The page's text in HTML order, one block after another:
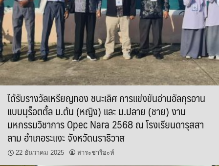
ได้รับรางวัลเหรียญทอง ชนะเลิศ การแข่งขันอ่านอัลกุรอาน
แบบมุร็อตตั้ล ม.ต้น (หญิง) และ ม.ปลาย (ชาย) งาน
มหกรรมวิชาการ Opec Nara 2568 ณ โรงเรียนดารุสสา
ลาม อำเภอระแงะ จังหวัดนราธิวาส
22 ธันวาคม 2025 สาระชารีอะห์